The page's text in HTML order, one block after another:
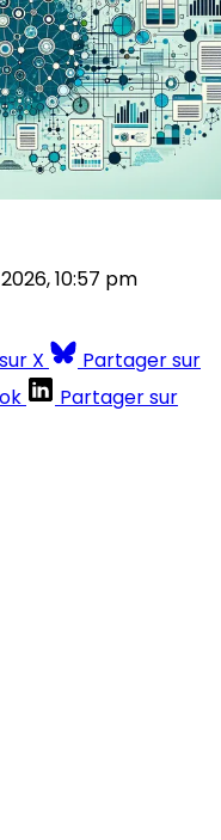
10:57 pm
X
Partager sur
Partager sur